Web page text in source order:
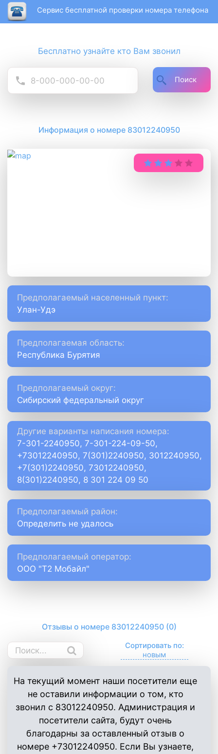
Сервис бесплатной проверки номера телефона
Бесплатно узнайте кто Вам звонил
Поиск
Информация о номере 83012240950
Предполагаемый населенный пункт:
Улан-Удэ
Предполагаемая область:
Республика Бурятия
Предполагаемый округ:
Сибирский федеральный округ
Другие варианты написания номера:
7-301-2240950, 7-301-224-09-50,
+73012240950, 7(301)2240950, 3012240950,
+7(301)2240950, 73012240950,
8(301)2240950, 8 301 224 09 50
Предполагаемый район:
Определить не удалось
Предполагаемый оператор:
ООО "Т2 Мобайл"
Отзывы о номере 83012240950 (0)
Сортировать по:
На текущий момент наши посетители еще
не оставили информации о том, кто
звонил с 83012240950. Администрация и
посетители сайта, будут очень
благодарны за оставленный отзыв о
номере +73012240950. Если Вы узнаете,